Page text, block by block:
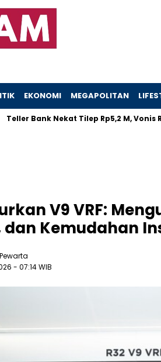
EKONOMI MEGAPOLITAN
Nekat Tilep Rp5,2 M, Vonis Ringan
V9 VRF:
Kemudahan
- 07:14 WIB